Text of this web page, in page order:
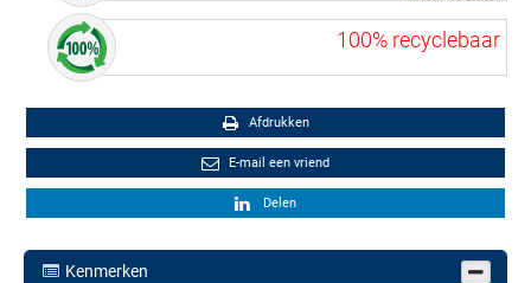
100% recyclebaar
Afdrukken
E-mail een vriend
Delen
Kenmerken